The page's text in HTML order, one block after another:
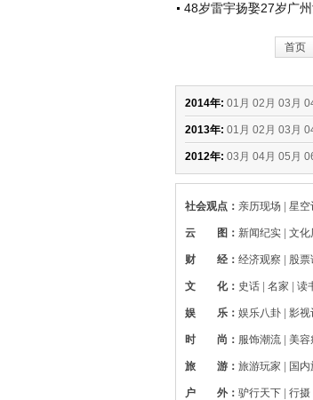
48岁雷宇扬娶27岁广
首页
2014年: 01月 02月 03月
2013年: 01月 02月 03月
2012年: 03月 04月 05月
社会观点 ： 亲历现场 | 星空
云 图 ： 新闻纪实 | 文化
财 经 ： 经济观察 | 股票
文 化： 史话 | 名家 | 读
娱 乐 ： 娱乐八卦 | 影视
时 尚 ： 服饰潮流 | 美容
旅 游 ： 旅游玩家 | 国内
户 外： 驴行天下 | 行摄